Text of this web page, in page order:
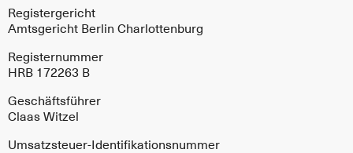
Registergericht
Amtsgericht Berlin Charlottenburg
Registernummer
HRB 172263 B
Geschäftsführer
Claas Witzel
Umsatzsteuer-Identifikationsnummer